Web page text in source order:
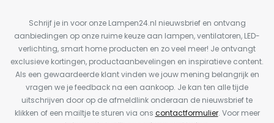
Schrijf je in voor onze Lampen24.nl nieuwsbrief en ontvang
aanbiedingen op onze ruime keuze aan lampen, ventilatoren, LED-
verlichting, smart home producten en zo veel meer! Je ontvangt
exclusieve kortingen, productaanbevelingen en inspiratieve content.
Als een gewaardeerde klant vinden we jouw mening belangrijk en
vragen we je feedback na een aankoop. Je kan ten alle tijde
uitschrijven door op de afmeldlink onderaan de nieuwsbrief te
klikken of een mailtje te sturen via ons contactformulier. Voor meer